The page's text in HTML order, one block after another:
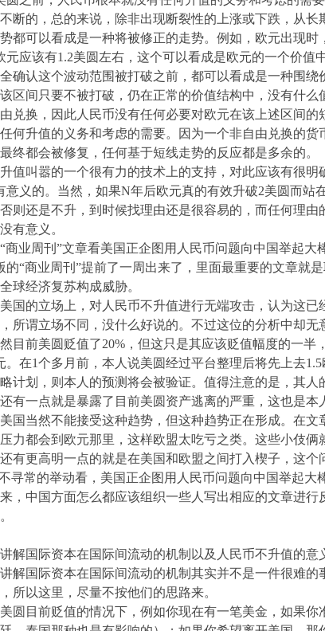
断的，总的来说，除非出现断裂性的上涨或下跌，从
都可以看成是一种将被修正的走势。例如，欧元出现时
元应该有1.2美圆左右，这个可以看成是欧元的一个价值
确认这个波动范围被打破之前，都可以看成是一种围绕
区间只要不被打破，仍在正常的价值结构中，没有什么
兑换，因此人民币没有任何必要对欧元在该上述区间的
何升值的义务和考虑的需要。因为一个非自由兑换的
终都会被修复，任何基于短线走势的反应都是多余的。
值叫嚣的一个很有力的技术上的支持，对此应该有很
意义的。当然，如果N年后欧元真的有效升破2美圆而站
则还是不升，到时候找理由还是很容易的，而任何理
有意义。
商业周刊”文章看美国正企图用人民币问题向中国举起大
的“商业周刊”提前了一周出来了，里面最重要的文章就
球经济复苏构成威胁。
国的立场上，对人民币不升值进行无端攻击，认为这
所谓立场不同，没什么好说的。不过这位的分析中却
目前美圆贬值了20%，但这只是其应该贬值幅度的一半
。在1个多月前，本人说美圆经过平台整理后将先上去
计划，则本人的预测将会被验证。值得注意的是，其人
有一点就是暴露了目前美圆资产逃离的严重，这也是
国当然不能接受这种趋势，但这种趋势正在形成。在
力都会到欧元那里，这样欧盟太吃亏之类。这些小伎
有更高明一点的就是在美国和欧盟之间打入楔子，这个
寻常的举动看，美国正企图用人民币问题向中国举起
，中国方面怎么都应该组织一些人写出相应的文章进
解国际资本在国际间流动的机制以及人民币不升值的意
解国际资本在国际间流动的机制其实并不是一件很难
所以这里，尽量不按他们的思路来。
圆目前贬值的情况下，例如你现在有一笔美金，如果